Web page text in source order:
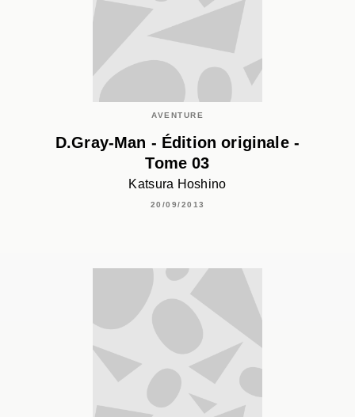
AVENTURE
D.Gray-Man - Édition originale -
Tome 03
Katsura Hoshino
20/09/2013